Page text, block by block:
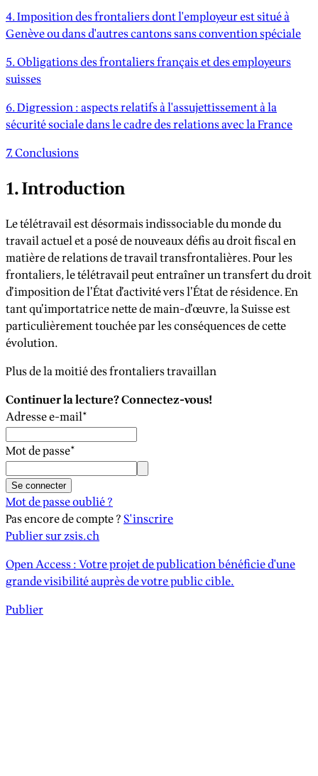
4. Imposition des frontaliers dont l'employeur est situé à
Genève ou dans d'autres cantons sans convention spéciale
5. Obligations des frontaliers français et des employeurs
suisses
6. Digression : aspects relatifs à l'assujettissement à la
sécurité sociale dans le cadre des relations avec la France
7. Conclusions
1. Introduction
Le télétravail est désormais indissociable du monde du
travail actuel et a posé de nouveaux défis au droit fiscal en
matière de relations de travail transfrontalières. Pour les
frontaliers, le télétravail peut entraîner un transfert du droit
d’imposition de l’État d’activité vers l’État de résidence. En
tant qu’importatrice nette de main-d’œuvre, la Suisse est
particulièrement touchée par les conséquences de cette
évolution.
Plus de la moitié des frontaliers travaillan
Continuer la lecture? Connectez-vous!
Adresse e-mail*
Mot de passe*
Se connecter
Mot de passe oublié ?
Pas encore de compte ?S'inscrire
Publier sur zsis.ch
Open Access : Votre projet de publication bénéficie d'une
grande visibilité auprès de votre public cible.
Publier